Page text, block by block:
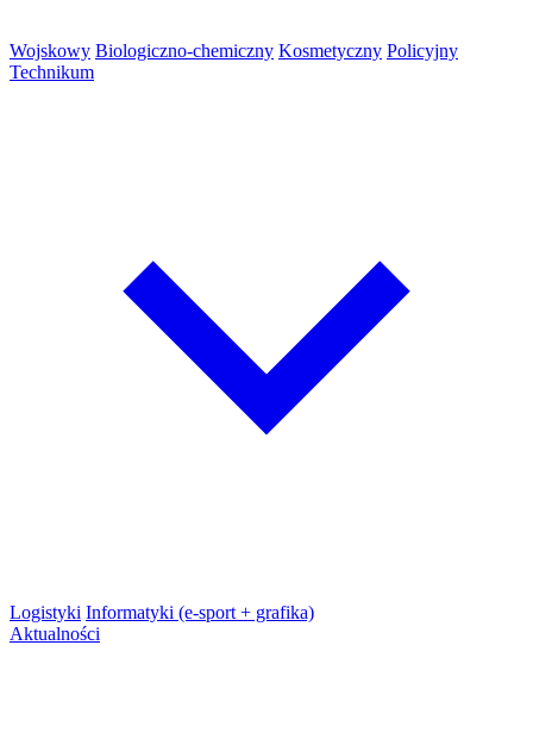
Wojskowy Biologiczno-chemiczny Kosmetyczny Policyjny
Technikum
Logistyki Informatyki (e-sport + grafika)
Aktualności